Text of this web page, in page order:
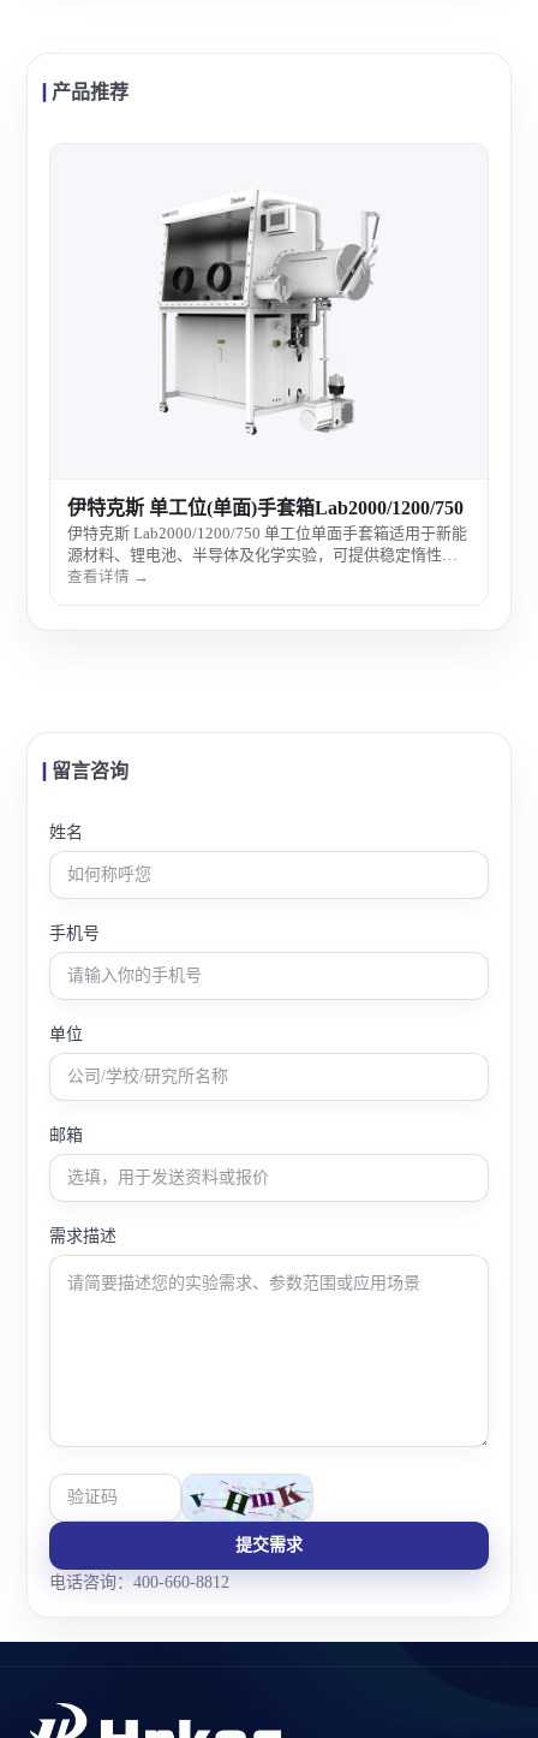
产品推荐
伊特克斯 单工位(单面)手套箱Lab2000/1200/750
伊特克斯 Lab2000/1200/750 单工位单面手套箱适用于新能
源材料、锂电池、半导体及化学实验，可提供稳定惰性气
氛环境，满足无水无氧操作需求。
查看详情 →
留言咨询
姓名
手机号
单位
邮箱
需求描述
提交需求
电话咨询：400-660-8812